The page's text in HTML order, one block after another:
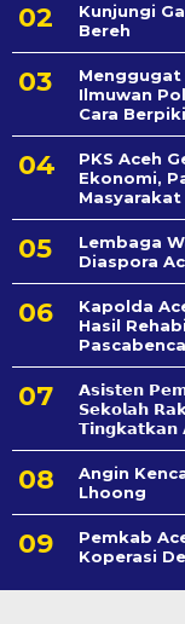
Kunjungi
Bereh
Menggugat
Ilmuwan
Cara
PKS Aceh
Ekonomi,
Masyarakat
Lembaga
Diaspora
Kapolda
Hasil
𝗔𝘀𝗶𝘀𝘁𝗲𝗻
𝗦𝗲𝗸𝗼𝗹𝗮𝗵
𝗧𝗶𝗻𝗴𝗸𝗮𝘁𝗸𝗮𝗻
Angin
Lhoong
Pemkab
Koperasi